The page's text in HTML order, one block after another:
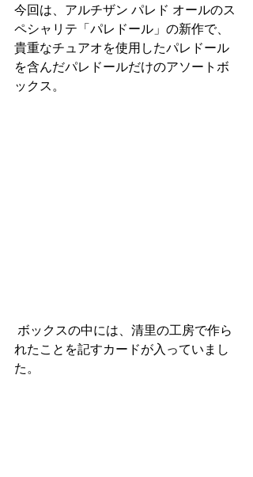
今回は、アルチザン パレド オールのス
ペシャリテ「パレドール」の新作で、
貴重なチュアオを使用したパレドール
を含んだパレドールだけのアソートボ
ックス。
れたことを記すカードが入っていまし
た。